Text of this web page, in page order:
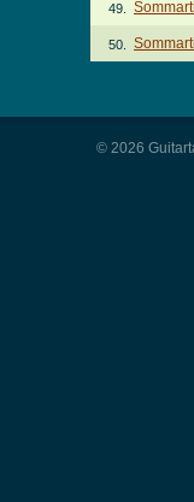
49.
50.
© 2026